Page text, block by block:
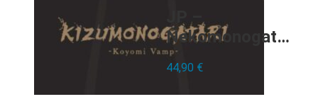
JP –
Nekomonogatari
Kuro vol. 1+2
Blu-ray
44,90 €